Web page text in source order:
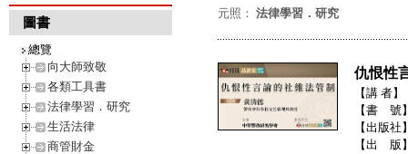
圖書
總覽
向大師致敬
各類工具書
法律學習．研究
生活法律
商管財金
元照： 法律學習．研究
仇恨性
【講 者】
【書 號
【出版社
【出 版